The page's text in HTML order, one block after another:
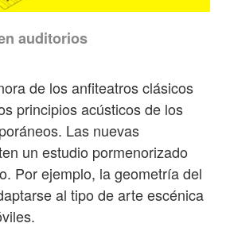
auditorios
de los anfiteatros clásicos
principios acústicos de los
Las nuevas
un estudio pormenorizado
Por ejemplo, la geometría del
al tipo de arte escénica